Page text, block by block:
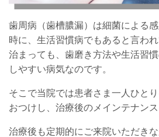
歯周病（歯槽膿漏）は細菌による
時に、生活習慣病でもあると言わ
治まっても、歯磨き方法や生活習
しやすい病気なのです。
そこで当院では患者さま一人ひと
おつけし、治療後のメインテナン
治療後も定期的にご来院いただき